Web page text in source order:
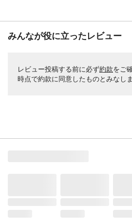
みんなが役に立ったレビュー
レビュー投稿する前に必ず約款をご
時点で約款に同意したものとみなしま